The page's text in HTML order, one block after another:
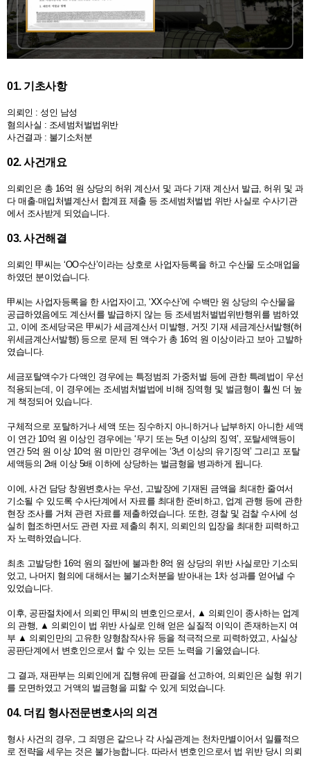
01. 기초사항
의뢰인 : 성인 남성
혐의사실 : 조세범처벌법위반
사건결과 : 불기소처분
02. 사건개요
의뢰인은 총 16억 원 상당의 허위 계산서 및 과다 기재 계산서 발급, 허위 및 과
다 매출·매입처별계산서 합계표 제출 등 조세범처벌법 위반 사실로 수사기관
에서 조사받게 되었습니다.
03. 사건해결
의뢰인 甲씨는 ‘OO수산’이라는 상호로 사업자등록을 하고 수산물 도소매업을
하였던 분이었습니다.
甲씨는 사업자등록을 한 사업자이고, ‘XX수산’에 수백만 원 상당의 수산물을
공급하였음에도 계산서를 발급하지 않는 등 조세범처벌법위반행위를 범하였
고, 이에 조세당국은 甲씨가 세금계산서 미발행, 거짓 기재 세금계산서발행(허
위세금계산서발행) 등으로 문제 된 액수가 총 16억 원 이상이라고 보아 고발하
였습니다.
세금포탈액수가 다액인 경우에는 특정범죄 가중처벌 등에 관한 특례법이 우선
적용되는데, 이 경우에는 조세범처벌법에 비해 징역형 및 벌금형이 훨씬 더 높
게 책정되어 있습니다.
구체적으로 포탈하거나 세액 또는 징수하지 아니하거나 납부하지 아니한 세액
이 연간 10억 원 이상인 경우에는 ‘무기 또는 5년 이상의 징역’, 포탈세액등이
연간 5억 원 이상 10억 원 미만인 경우에는 ‘3년 이상의 유기징역’ 그리고 포탈
세액등의 2배 이상 5배 이하에 상당하는 벌금형을 병과하게 됩니다.
이에, 사건 담당 창원변호사는 우선, 고발장에 기재된 금액을 최대한 줄여서
기소될 수 있도록 수사단계에서 자료를 최대한 준비하고, 업계 관행 등에 관한
현장 조사를 거쳐 관련 자료를 제출하였습니다. 또한, 경찰 및 검찰 수사에 성
실히 협조하면서도 관련 자료 제출의 취지, 의뢰인의 입장을 최대한 피력하고
자 노력하였습니다.
최초 고발당한 16억 원의 절반에 불과한 8억 원 상당의 위반 사실로만 기소되
었고, 나머지 혐의에 대해서는 불기소처분을 받아내는 1차 성과를 얻어낼 수
있었습니다.
이후, 공판절차에서 의뢰인 甲씨의 변호인으로서, ▲ 의뢰인이 종사하는 업계
의 관행, ▲ 의뢰인이 법 위반 사실로 인해 얻은 실질적 이익이 존재하는지 여
부 ▲ 의뢰인만의 고유한 양형참작사유 등을 적극적으로 피력하였고, 사실상
공판단계에서 변호인으로서 할 수 있는 모든 노력을 기울였습니다.
그 결과, 재판부는 의뢰인에게 집행유예 판결을 선고하여, 의뢰인은 실형 위기
를 모면하였고 거액의 벌금형을 피할 수 있게 되었습니다.
04. 더킴 형사전문변호사의 의견
형사 사건의 경우, 그 죄명은 같으나 각 사실관계는 천차만별이어서 일률적으
로 전략을 세우는 것은 불가능합니다. 따라서 변호인으로서 법 위반 당시 의뢰